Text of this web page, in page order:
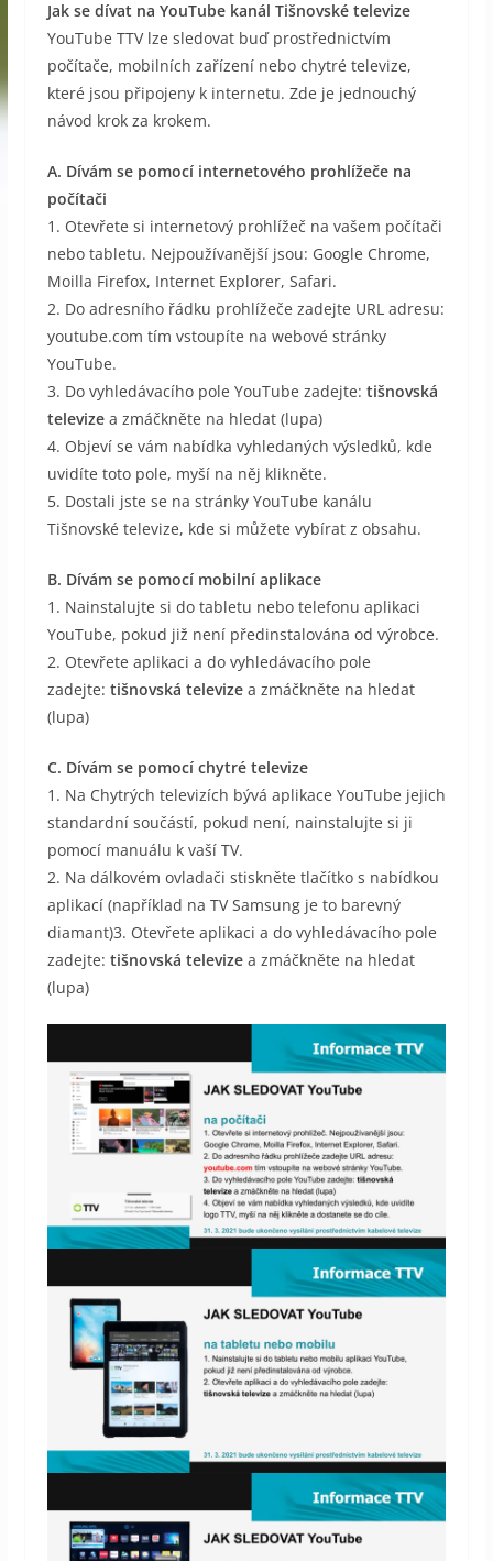
Jak se dívat na YouTube kanál Tišnovské televize
YouTube TTV lze sledovat buď prostřednictvím
počítače, mobilních zařízení nebo chytré televize,
které jsou připojeny k internetu. Zde je jednouchý
návod krok za krokem.
A. Dívám se pomocí internetového prohlížeče na
počítači
1. Otevřete si internetový prohlížeč na vašem počítači
nebo tabletu. Nejpoužívanější jsou: Google Chrome,
Moilla Firefox, Internet Explorer, Safari.
2. Do adresního řádku prohlížeče zadejte URL adresu:
youtube.com tím vstoupíte na webové stránky
YouTube.
3. Do vyhledávacího pole YouTube zadejte: tišnovská
televizea zmáčkněte na hledat (lupa)
4. Objeví se vám nabídka vyhledaných výsledků, kde
uvidíte toto pole, myší na něj klikněte.
5. Dostali jste se na stránky YouTube kanálu
Tišnovské televize, kde si můžete vybírat z obsahu.
B. Dívám se pomocí mobilní aplikace
1. Nainstalujte si do tabletu nebo telefonu aplikaci
YouTube, pokud již není předinstalována od výrobce.
2. Otevřete aplikaci a do vyhledávacího pole
zadejte: tišnovská televizea zmáčkněte na hledat
(lupa)
C. Dívám se pomocí chytré televize
1. Na Chytrých televizích bývá aplikace YouTube jejich
standardní součástí, pokud není, nainstalujte si ji
pomocí manuálu k vaší TV.
2. Na dálkovém ovladači stiskněte tlačítko s nabídkou
aplikací (například na TV Samsung je to barevný
diamant)3. Otevřete aplikaci a do vyhledávacího pole
zadejte: tišnovská televizea zmáčkněte na hledat
(lupa)